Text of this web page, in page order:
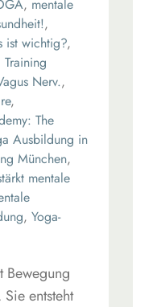
, mentale
,
ist wichtig?,
Training
Nerv.,
,
The
Ausbildung in
München,
mentale
, Yoga-
Bewegung
entsteht